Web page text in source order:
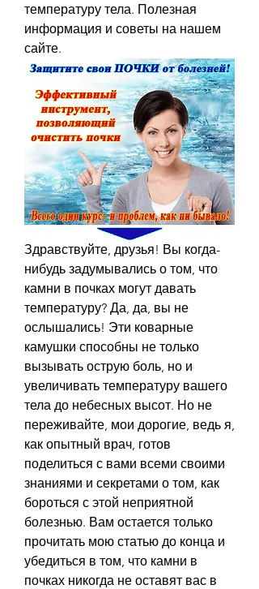
температуру тела. Полезная
информация и советы на нашем
сайте.
Здравствуйте, друзья! Вы когда-
нибудь задумывались о том, что
камни в почках могут давать
температуру? Да, да, вы не
ослышались! Эти коварные
камушки способны не только
вызывать острую боль, но и
увеличивать температуру вашего
тела до небесных высот. Но не
переживайте, мои дорогие, ведь я,
как опытный врач, готов
поделиться с вами всеми своими
знаниями и секретами о том, как
бороться с этой неприятной
болезнью. Вам остается только
прочитать мою статью до конца и
убедиться в том, что камни в
почках никогда не оставят вас в